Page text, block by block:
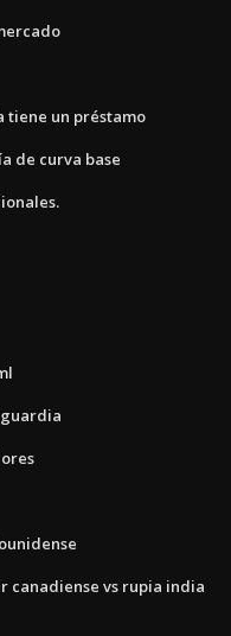
tiene un préstamo
de curva base
canadiense vs rupia india